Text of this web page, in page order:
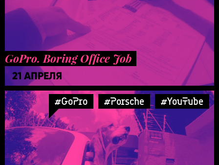
GoPro. Boring Office Job
21 АПРЕЛЯ
#GoPro #Porsche #YouTube